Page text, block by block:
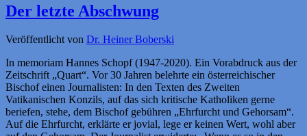
Der letzte Abschwung
Veröffentlicht von Dr. Heiner Boberski
In memoriam Hannes Schopf (1947-2020). Ein Vorabdruck aus der
Zeitschrift „Quart“. Vor 30 Jahren belehrte ein österreichischer
Bischof einen Journalisten: In den Texten des Zweiten
Vatikanischen Konzils, auf das sich kritische Katholiken gerne
beriefen, stehe, dem Bischof gebühren „Ehrfurcht und Gehorsam“.
Auf die Ehrfurcht, erklärte er jovial, lege er keinen Wert, wohl aber